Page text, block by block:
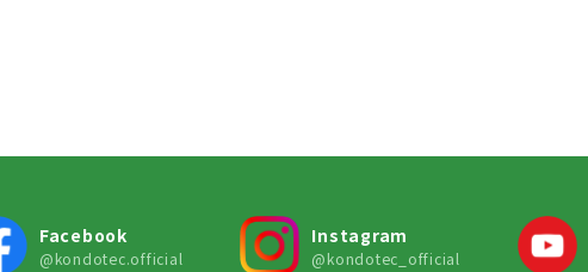
Facebook
@kondotec.official
Instagram
@kondotec_official